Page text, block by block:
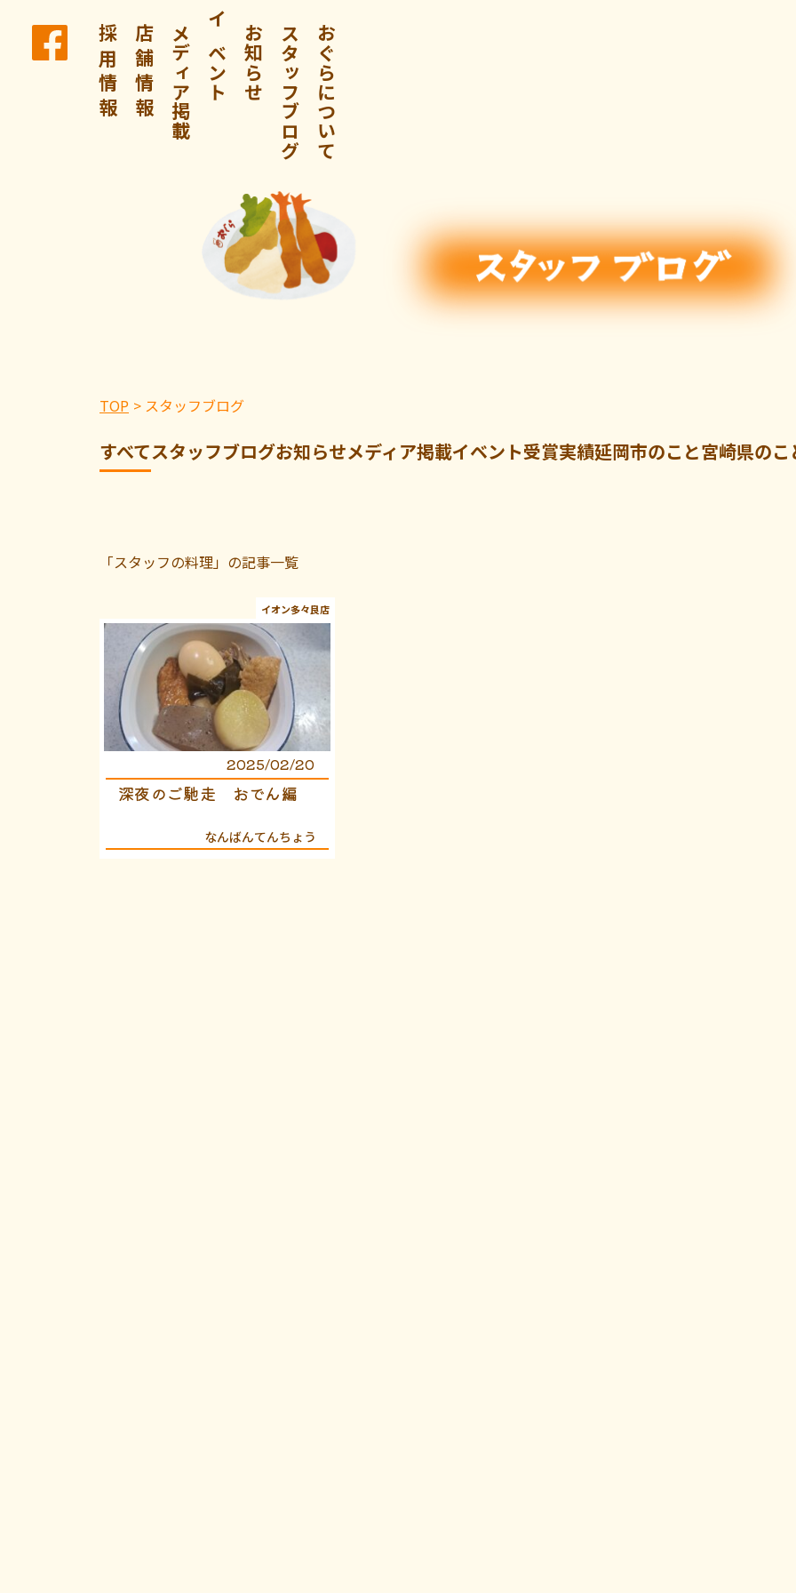
採 用 情 報店 舗 情 報メディア掲載 イベント お知らせ スタッフブログおぐらについて
TOP スタッフブログ
すべてスタッフブログお知らせメディア掲載イベント受賞実績延岡市のこと宮崎県のこ
「スタッフの料理」の記事一覧
イオン多々良店
2025/02/20
深夜のご馳走 おでん編
なんばんてんちょう